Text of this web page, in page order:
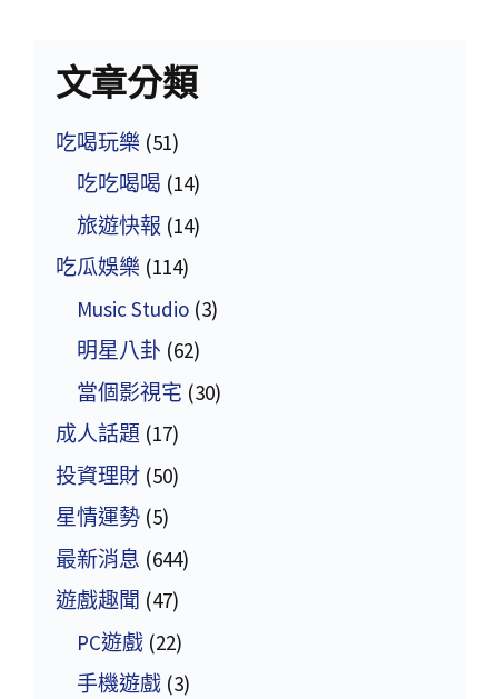
文章分類
吃喝玩樂 (51)
吃吃喝喝 (14)
旅遊快報 (14)
吃瓜娛樂 (114)
Music Studio (3)
明星八卦 (62)
當個影視宅 (30)
成人話題 (17)
投資理財 (50)
星情運勢 (5)
最新消息 (644)
遊戲趣聞 (47)
PC遊戲 (22)
手機遊戲 (3)